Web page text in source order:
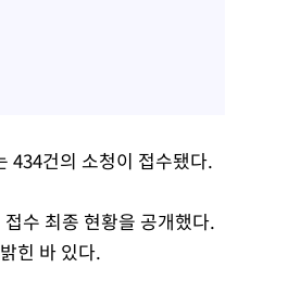
434건의 소청이 접수됐다.
수 최종 현황을 공개했다.
힌 바 있다.